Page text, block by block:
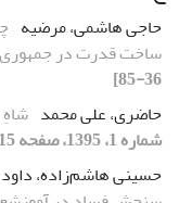
حاجی هاشمی، مرضیه
ساخت قدرت در
36-85]
حاضری، علی محمد
شماره 1، 1395، صفحه 115-136]
حسینی هاشم‌زاده، داود